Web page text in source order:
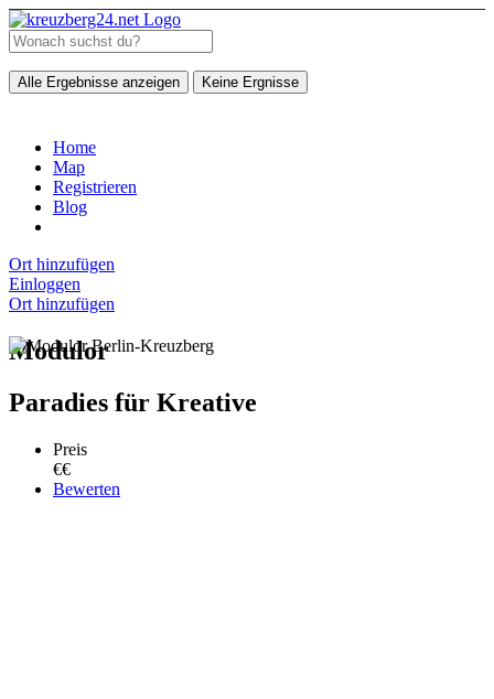
Alle Ergebnisse anzeigen Keine Ergnisse
Home
Map
Registrieren
Blog
Ort hinzufügen
Einloggen
Ort hinzufügen
Modulor
Paradies für Kreative
Preis
€€
Bewerten